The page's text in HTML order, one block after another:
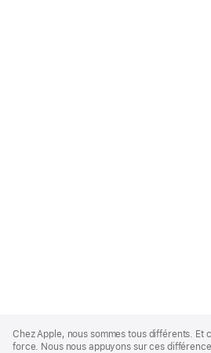
Footer
Chez Apple, nous sommes tous différents. Et
force. Nous nous appuyons sur ces